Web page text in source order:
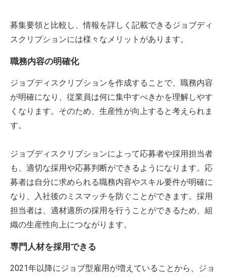
募集要領と比較し、情報を詳しく記載できるジョブディ
スクリプションには様々なメリットがあります。
職務内容の明確化
ジョブディスクリプションを作成することで、職務内容
が明確になり、従業員は何に集中すべきかを理解しやす
くなります。そのため、生産性が向上すると考えられま
す。
ジョブディスクリプションによって応募者や採用担当者
も、適切な採用や応募判断ができるようになります。応
募者は自分に求められる職務内容やスキル要件が明確に
なり、入社後のミスマッチを防ぐことができます。採用
担当者は、適材適所の採用を行うことができるため、組
織の生産性向上につながります。
専門人材を採用できる
2021年以降にジョブ型雇用が増えていることから、ジョ